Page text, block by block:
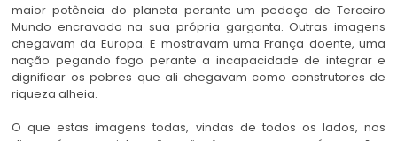
maior potência do planeta perante um pedaço de Terceiro
Mundo encravado na sua própria garganta. Outras imagens
chegavam da Europa. E mostravam uma França doente, uma
nação pegando fogo perante a incapacidade de integrar e
dignificar os pobres que ali chegavam como construtores de
riqueza alheia.
O que estas imagens todas, vindas de todos os lados, nos